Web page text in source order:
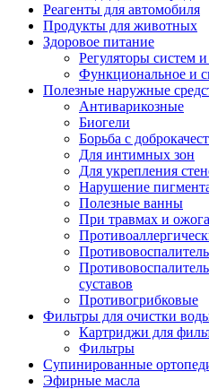
Реагенты для автомобиля
Продукты для животных
Здоровое питание
Регуляторы систем
Функциональное и
Полезные наружные
Антиварикозные
Биогели
Борьба с
Для интимных зон
Для укрепления
Нарушение
Полезные ванны
При травмах и
суставов
Противогрибковые
Фильтры для очистки
Картриджи для
Фильтры
Супинированные
Эфирные масла